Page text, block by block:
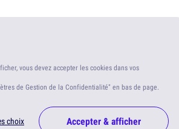
vous devez accepter les cookies dans vos
de Gestion de la Confidentialité" en bas de page.
choix Accepter & afficher